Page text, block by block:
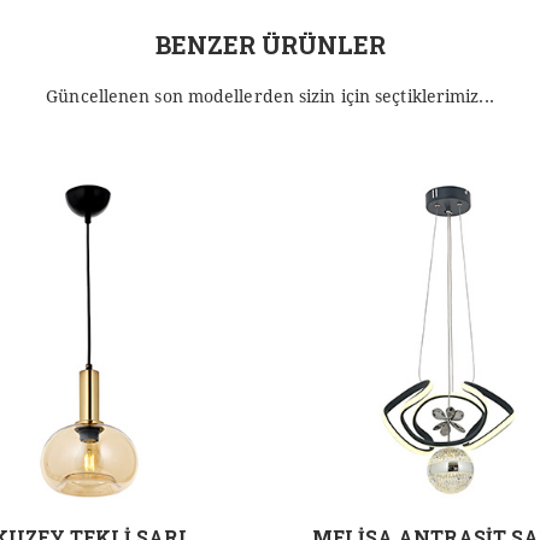
BENZER ÜRÜNLER
Güncellenen son modellerden sizin için seçtiklerimiz...